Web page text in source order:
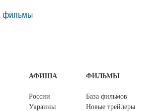
фильмы
АФИША
России
Украины
ФИЛЬМЫ
База фильмов
Новые трейлеры